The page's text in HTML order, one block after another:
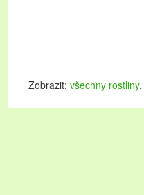
Zobrazit: všechny rostliny,